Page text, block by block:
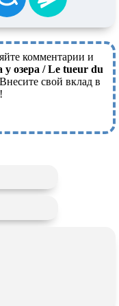
комментарии и
у озера / Le tueur du
свой вклад в